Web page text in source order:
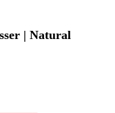
| Natural